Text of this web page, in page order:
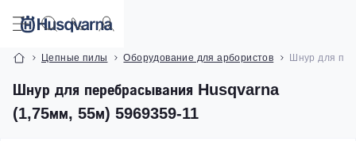
Цепные пилы Оборудование для арбористов Шнур для
Шнур для перебрасывания Husqvarna
(1,75мм, 55м) 5969359-11